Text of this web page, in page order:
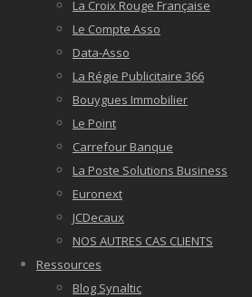
La Croix Rouge Française
Le Compte Asso
Data-Asso
La Régie Publicitaire 366
Bouygues Immobilier
Le Point
Carrefour Banque
La Poste Solutions Business
Euronext
JCDecaux
NOS AUTRES CAS CLIENTS
Ressources
Blog Synaltic